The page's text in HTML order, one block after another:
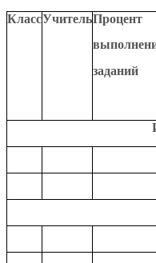
КлассУчительПроцент
заданий
Входной